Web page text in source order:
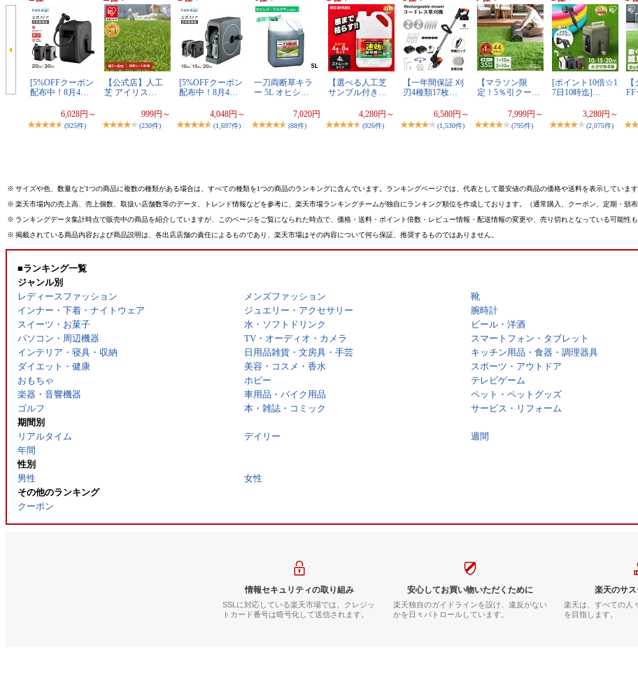
[5%OFFクーポン
配布中！8月4…
6,028円～
(925件)
【公式店】人工
芝 アイリス…
999円～
(230件)
[5%OFFクーポン
配布中！8月4…
4,048円～
(1,697件)
一刀両断草キラ
ー 5L オヒシ…
7,020円
(88件)
【選べる人工芝
サンプル付き…
4,280円～
(926件)
【一年間保証 刈
刃4種類17枚…
6,580円～
(1,530件)
【マラソン限
定！5％引クー…
7,999円～
(795件)
[ポイント10倍☆1
7日10時迄]…
3,280円～
(2,075件)
※ サイズや色、数量など1つの商品に複数の種類がある場合は、すべての種類を1つの商品のランキングに含んでいます。ランキングページでは、代表として最安値の商品の価格や送料を表示しています
※ 楽天市場内の売上高、売上個数、取扱い店舗数等のデータ、トレンド情報などを参考に、楽天市場ランキングチームが独自にランキング順位を作成しております。（通常購入、クーポン、定期・頒
※ ランキングデータ集計時点で販売中の商品を紹介していますが、このページをご覧になられた時点で、価格・送料・ポイント倍数・レビュー情報・配送情報の変更や、売り切れとなっている可能性
※ 掲載されている商品内容および商品説明は、各出店店舗の責任によるものであり、楽天市場はその内容について何ら保証、推奨するものではありません。
■ランキング一覧
ジャンル別
レディースファッション
メンズファッション 靴
インナー・下着・ナイトウェア
ジュエリー・アクセサリー 腕時計
スイーツ・お菓子
水・ソフトドリンク ビール・洋酒
パソコン・周辺機器
TV・オーディオ・カメラ スマートフォン・タブレット
インテリア・寝具・収納
日用品雑貨・文房具・手芸 キッチン用品・食器・調理器具
ダイエット・健康
美容・コスメ・香水 スポーツ・アウトドア
おもちゃ
ホビー テレビゲーム
楽器・音響機器
車用品・バイク用品 ペット・ペットグッズ
ゴルフ
本・雑誌・コミック サービス・リフォーム
期間別
リアルタイム
デイリー 週間
年間
性別
男性
女性
その他のランキング
クーポン
情報セキュリティの取り組み
SSLに対応している楽天市場では、クレジッ
トカード番号は暗号化して送信されます。
安心してお買い物いただくために
楽天独自のガイドラインを設け、違反がない
かを日々パトロールしています。
楽天のサ
楽天は、すべての人
を目指します。